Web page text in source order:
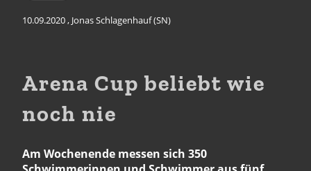
10.09.2020, Jonas Schlagenhauf (SN)
Arena Cup beliebt wie
noch nie
Am Wochenende messen sich 350